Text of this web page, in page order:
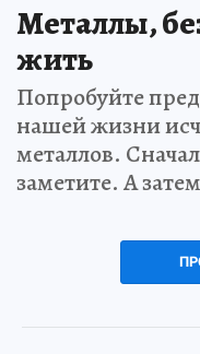
Металлы,
жить
Попробуйте
нашей жизни
металлов.
заметите. А